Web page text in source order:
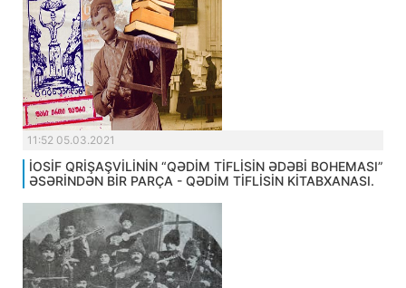
11:52 05.03.2021
İOSİF QRİŞAŞVİLİNİN “QƏDİM TİFLİSİN ƏDƏBİ BOHEMASI”
ƏSƏRİNDƏN BİR PARÇA - QƏDİM TİFLİSİN KİTABXANASI.